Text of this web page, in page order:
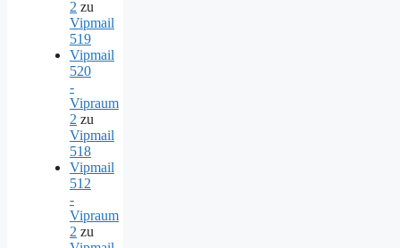
2 zu
Vipmail
519
Vipmail
520
-
Vipraum
2 zu
Vipmail
518
Vipmail
512
-
Vipraum
2 zu